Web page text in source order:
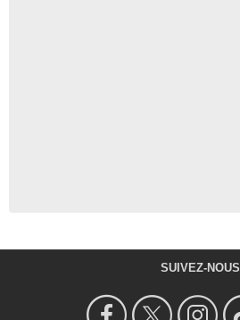
SUIVEZ-NOUS